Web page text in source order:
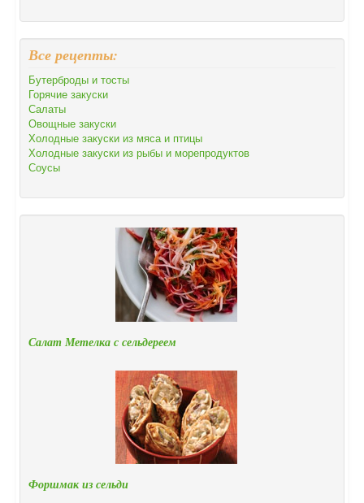
Все рецепты:
Бутерброды и тосты
Горячие закуски
Салаты
Овощные закуски
Холодные закуски из мяса и птицы
Холодные закуски из рыбы и морепродуктов
Соусы
Салат Метелка с сельдереем
Форшмак из сельди